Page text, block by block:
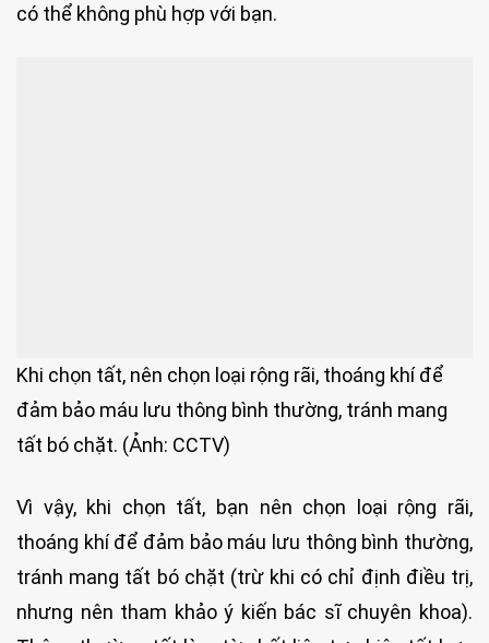
có thể không phù hợp với bạn.
Khi chọn tất, nên chọn loại rộng rãi, thoáng khí để
đảm bảo máu lưu thông bình thường, tránh mang
tất bó chặt. (Ảnh: CCTV)
Vì vậy, khi chọn tất, bạn nên chọn loại rộng rãi,
thoáng khí để đảm bảo máu lưu thông bình thường,
tránh mang tất bó chặt (trừ khi có chỉ định điều trị,
nhưng nên tham khảo ý kiến bác sĩ chuyên khoa).